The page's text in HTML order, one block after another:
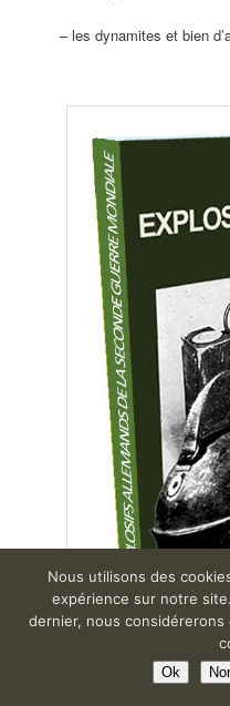
– les dynamites et bien
Nous utilisons des
expérience sur notre
dernier, nous
Ok